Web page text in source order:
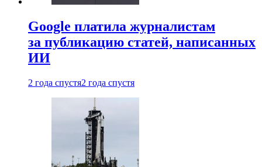
Google платила журналистам
за публикацию статей, написанных
ИИ
2 года спустя2 года спустя